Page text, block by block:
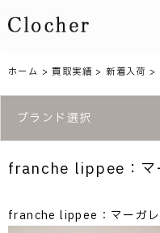
ホーム >買取実績 > 新着入荷 >
ブランド選択
franche lippee：マ
franche lippee：マーガレ